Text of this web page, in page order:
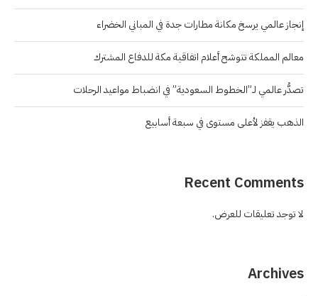
إنجاز عالمي يرسخ مكانة مطارات جدة في المباني الخضراء
معالم المملكة تتوشح أعلام اتفاقية مكة للدفاع المشترك
تصدُّر عالمي لـ”الخطوط السعودية” في انضباط مواعيد الرحلات
الذهب يقفز لأعلى مستوى في سبعة أسابيع
Recent Comments
لا توجد تعليقات للعرض.
Archives